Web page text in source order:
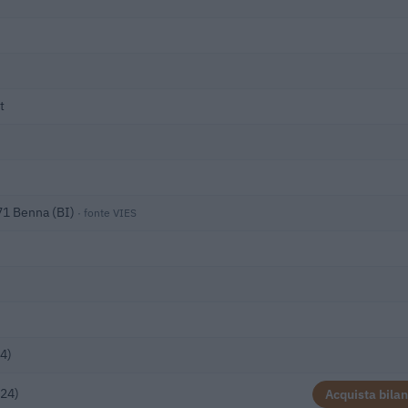
Benna (BI) · fonte VIES
Acquista